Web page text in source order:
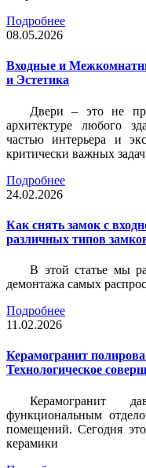
Подробнее
08.05.2026
Входные и
и Эстетика
Двери – это не
архитектуре любого
частью интерьера и
критически важных задач
Подробнее
24.02.2026
Как снять замок с
различных типов
В этой статье мы
демонтажа самых
Подробнее
11.02.2026
Керамогранит
Технологическое
Керамогранит
функциональным
помещений. Сегодня
керамики